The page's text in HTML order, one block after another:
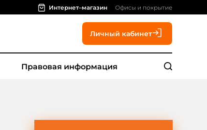
Интернет–магазин Офисы и покрытие
Личный кабинет
Правовая информация